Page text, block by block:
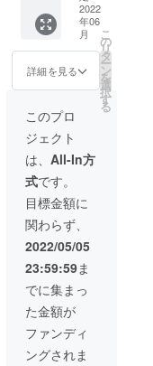
メン
バーの
フォー
マンス
◯DVD
のポス
トカー
ド（L版
サイ
ズ）
をお届
けさせ
ていた
だきま
す。こ
こ
CAMPF
IREでご
支援い
ただい
た方に
のみ入
手して
いただ
ける
〈レッ
ド文
字〉の
限定カ
ラーT
シャツ
となり
ます。
◯オリ
ジナルT
2022
年06
月
詳細を見る
こ
の
リ
タ
ー
ン
を
選
択
す
る
このプロ
ジェクト
は、 All-In方
式です。
目標金額に
関わらず、
2022/05/05
23:59:59ま
でに集まっ
た金額が
ファンディ
ングされま